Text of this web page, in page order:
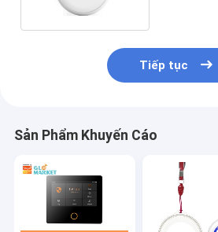
Tiếp tục
Sản Phẩm Khuyến Cáo